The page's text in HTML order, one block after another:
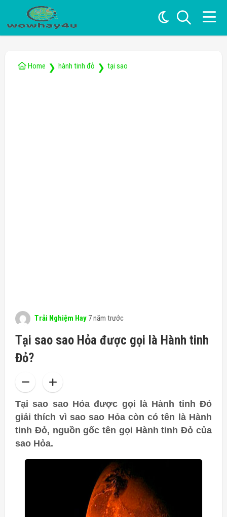
Home ❯ hành tinh đỏ ❯ tại sao
Trải Nghiệm Hay 7 năm trước
Tại sao sao Hỏa được gọi là Hành tinh
Đỏ?
Tại sao sao Hỏa được gọi là Hành tinh Đỏ
giải thích vì sao sao Hỏa còn có tên là Hành
tinh Đỏ, nguồn gốc tên gọi Hành tinh Đỏ của
sao Hỏa.